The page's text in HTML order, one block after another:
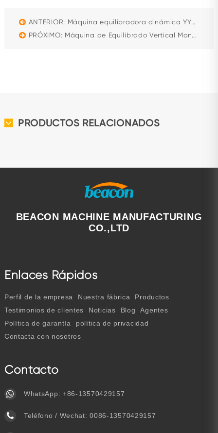
ANTERIOR: Máquina equilibradora dinámica YYQ-10A Se utiliza para mini turbo, ventiladores, ejes de transmisión, etc.
PRÓXIMO: Máquina de Equilibrado Vertical Monoplano Serie YLD-16Q
PRODUCTOS RELACIONADOS
BEACON MACHINE MANUFACTURING
CO.,LTD
Enlaces Rápidos
Perfil de la empresa Nuestra fábrica
Productos
Testimonios de clientes
Noticias Blog
Agentes
Política de garantía
política de privacidad
Contacta con nosotros
Contacto
WhatsApp: +86-13570429157
Teléfono / Wechat:0086-13570429157